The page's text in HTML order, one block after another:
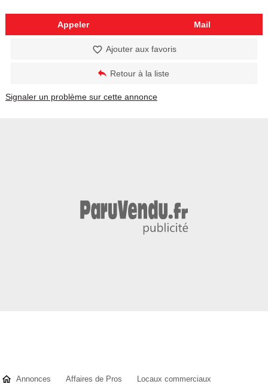
Appeler Mail
Ajouter aux favoris
Retour à la liste
Signaler un problème sur cette annonce
Annonces Affaires de Pros
Locaux commerciaux